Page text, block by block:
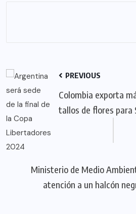
PREVIOUS
Colombia exporta
tallos de flores para
Ministerio de Medio
atención a un halcón